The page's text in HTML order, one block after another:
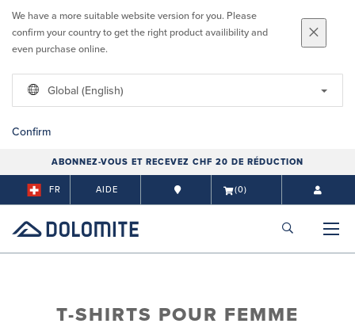
We have a more suitable website version for you. Please
confirm your country to get the right product availibility and
even purchase online.
Global (English)
Confirm
ABONNEZ-VOUS ET RECEVEZ CHF 20 DE RÉDUCTION
FR AIDE (0)
T-SHIRTS POUR FEMME